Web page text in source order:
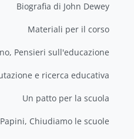
Biografia di John Dewey
Materiali per il corso
Un patto per la scuola
Papini, Chiudiamo le scuole